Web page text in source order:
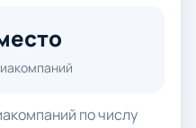
по числу